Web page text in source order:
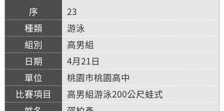
23
游泳
高男組
4月21日
桃園市桃園高中
高男組游泳200公尺蛙式